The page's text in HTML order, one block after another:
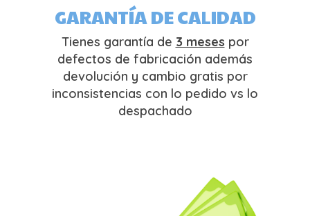
GARANTÍA DE CALIDAD
Tienes garantía de 3 meses por
defectos de fabricación además
devolución y cambio gratis por
inconsistencias con lo pedido vs lo
despachado